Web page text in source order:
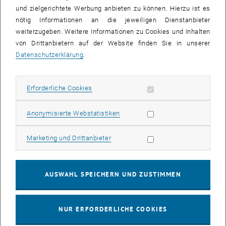
Finanzielle Unterstützung für Personen auf Laufbahnstellen
bei Dienstreisen mit Kinderbetreuungspflichten
Büro TU Kids & Care
Sonja Bigl
Telefon:+43 (0) 664 605885852
Doris Kerschbaumer
Telefon:+43 (0) 664 605885432
E-Mail:tukids[at]tuwien.ac.at
und zielgerichtete Werbung anbieten zu können. Hierzu ist es
nötig Informationen an die jeweiligen Dienstanbieter
weiterzugeben. Weitere Informationen zu Cookies und Inhalten
von Drittanbietern auf der Website finden Sie in unserer
Datenschutzerklärung
Erforderliche Cookies Erforderliche Cookies zulassen
Anonymisierte WebstatistikenStatistik Cookies zulassen
Marketing und DrittanbieterMarketing Cookies zulassen
AUSWAHL SPEICHERN UND ZUSTIMMEN
NUR ERFORDERLICHE COOKIES